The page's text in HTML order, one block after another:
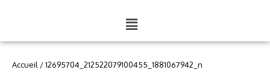
Accueil /12695704_212522079100455_1881067942_n